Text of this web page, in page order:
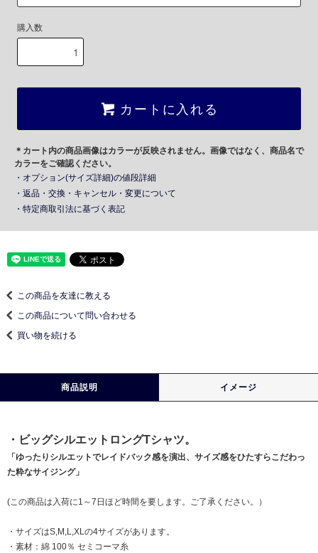
購入数
カートに入れる
＊カート内の商品画像はカラーが反映されません。画像ではなく、商品名で
カラーをご確認ください。
・オプション(サイズ詳細)の値段詳細
・返品・交換・キャンセル・変更について
・特定商取引法に基づく表記
この商品を友達に教える
この商品について問い合わせる
買い物を続ける
商品説明 イメージ
・ビッグシルエットロングTシャツ。
「ゆったりシルエットでレイドバック感を演出、サイズ感をひたすらこだわっ
た粋なサイジング」
(この商品は入荷に1～7日ほど時間を要します。ご了承ください。）
・サイズはS,M,L,XLの4サイズがあります。
・素材：綿 100％ セミコーマ糸